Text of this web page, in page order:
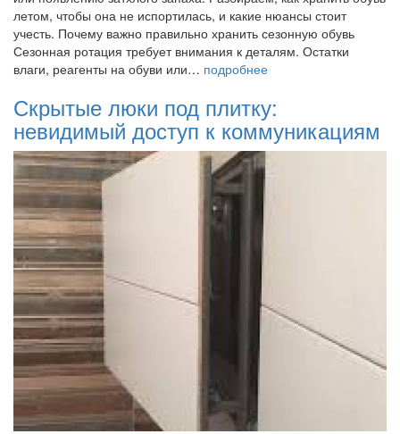
летом, чтобы она не испортилась, и какие нюансы стоит
учесть. Почему важно правильно хранить сезонную обувь
Сезонная ротация требует внимания к деталям. Остатки
влаги, реагенты на обуви или… подробнее
Скрытые люки под плитку:
невидимый доступ к коммуникациям